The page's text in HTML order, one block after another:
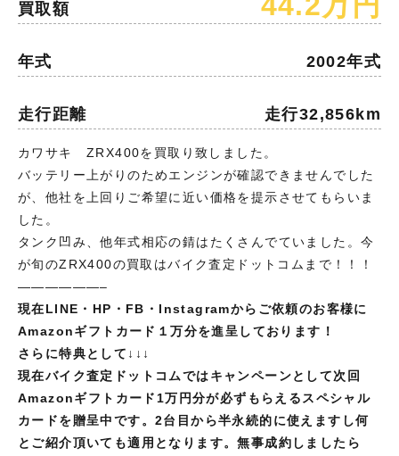
買取額
年式 2002年式
走行距離 走行32,856km
カワサキ ZRX400を買取り致しました。
バッテリー上がりのためエンジンが確認できませんでした
が、他社を上回りご希望に近い価格を提示させてもらいま
した。
タンク凹み、他年式相応の錆はたくさんでていました。今
が旬のZRX400の買取はバイク査定ドットコムまで！！！
——————–
現在LINE・HP・FB・Instagramからご依頼のお客様に
Amazonギフトカード１万分を進呈しております！
さらに特典として↓↓↓
現在バイク査定ドットコムではキャンペーンとして次回
Amazonギフトカード1万円分が必ずもらえるスペシャル
カードを贈呈中です。2台目から半永続的に使えますし何
とご紹介頂いても適用となります。無事成約しましたら